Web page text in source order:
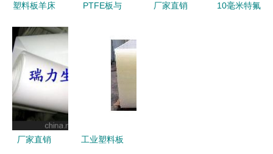
塑料板羊床
设的创新选
择
PTFE板与
价格、规格
型号及应用
全解析
厂家直销
10毫米特氟
厂家直销
工业塑料板